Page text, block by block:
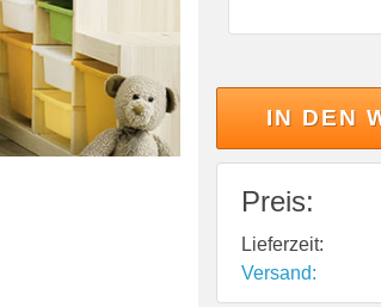
IN DEN
Preis:
Lieferzeit:
Versand: